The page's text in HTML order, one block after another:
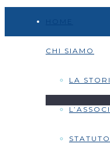
CHI SIAMO
LA